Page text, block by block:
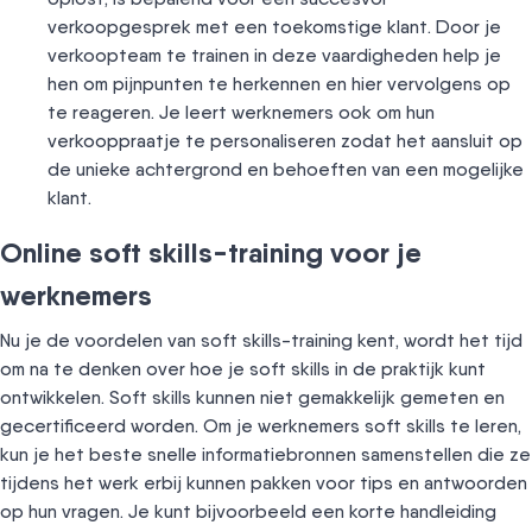
verkoopgesprek met een toekomstige klant. Door je
verkoopteam te trainen in deze vaardigheden help je
hen om pijnpunten te herkennen en hier vervolgens op
te reageren. Je leert werknemers ook om hun
verkooppraatje te personaliseren zodat het aansluit op
de unieke achtergrond en behoeften van een mogelijke
klant.
Online soft skills-training voor je
werknemers
Nu je de voordelen van soft skills-training kent, wordt het tijd
om na te denken over hoe je soft skills in de praktijk kunt
ontwikkelen. Soft skills kunnen niet gemakkelijk gemeten en
gecertificeerd worden. Om je werknemers soft skills te leren,
kun je het beste snelle informatiebronnen samenstellen die ze
tijdens het werk erbij kunnen pakken voor tips en antwoorden
op hun vragen. Je kunt bijvoorbeeld een korte handleiding